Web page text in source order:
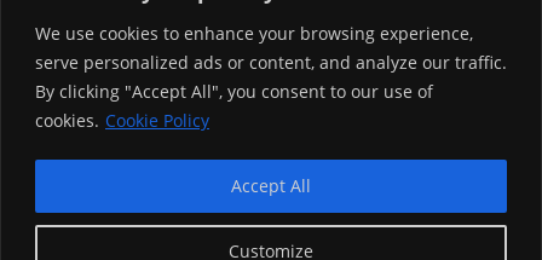
We use cookies to enhance your browsing experience,
serve personalized ads or content, and analyze our traffic.
By clicking "Accept All", you consent to our use of
cookies. Cookie Policy
Customize
Accept All
Visitor Counter
Today: 2458
Yesterday: 2257